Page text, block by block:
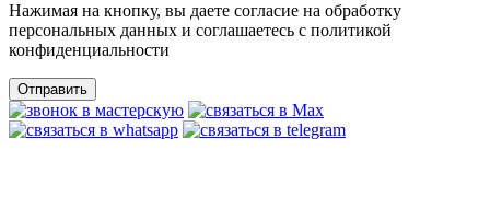
Нажимая на кнопку, вы даете согласие на обработку
персональных данных и соглашаетесь c политикой
конфиденциальности
Отправить